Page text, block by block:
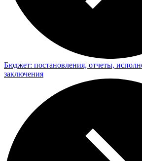
Бюджет: постановления, отчеты,
заключения